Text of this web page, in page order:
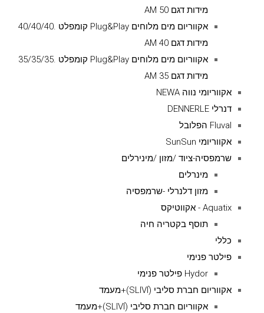
מידות דגם AM 50
אקווריום מים מלוחים Plug&Play קומפלט .40/40/40
מידות דגם AM 40
אקווריום מים מלוחים Plug&Play קומפלט .35/35/35
מידות דגם AM 35
אקווריומי נווה NEWA
דנרלי DENNERLE
Fluval הפלובל
אקווריומי SunSun
שרמפסיה-ציוד /מזון /מינירלים
מינרלים
מזון דלנרלי -שרמפסיה
Aquatix - אקווטיקס
תוסף בקטריה חיה
כללי
פילטר פנימי
Hydor פילטר פנימי
אקווריום חברת סליבי (SLIVIׂׂ)+מעמד
אקווריום חברת סליבי (SLIVIׂׂ)+מעמד